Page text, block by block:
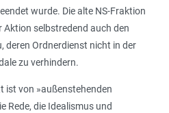
wurde. Die alte NS-Fraktion
Aktion selbstredend auch den
deren Ordnerdienst nicht in der
zu verhindern.
ist von »außenstehenden
Rede, die Idealismus und